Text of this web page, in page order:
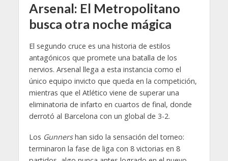
Arsenal: El Metropolitano
busca otra noche mágica
El segundo cruce es una historia de estilos
antagónicos que promete una batalla de los
nervios. Arsenal llega a esta instancia como el
único equipo invicto que queda en la competición,
mientras que el Atlético viene de superar una
eliminatoria de infarto en cuartos de final, donde
derrotó al Barcelona con un global de 3-2.
Los Gunnershan sido la sensación del torneo:
terminaron la fase de liga con 8 victorias en 8